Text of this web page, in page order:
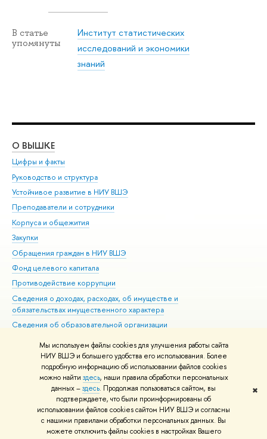
Мы используем файлы cookies для улучшения работы сайта
НИУ ВШЭ и большего удобства его использования. Более
подробную информацию об использовании файлов cookies
можно найти здесь, наши правила обработки персональных
данных –здесь. Продолжая пользоваться сайтом, вы
подтверждаете, что были проинформированы об
использовании файлов cookies сайтом НИУ ВШЭ и согласны
с нашими правилами обработки персональных данных. Вы
можете отключить файлы cookies в настройках Вашего
✖
В статье
упомянуты
Институт статистических
исследований и экономики
знаний
О ВЫШКЕ
Цифры и факты
Руководство и структура
Устойчивое развитие в НИУ ВШЭ
Преподаватели и сотрудники
Корпуса и общежития
Закупки
Обращения граждан в НИУ ВШЭ
Фонд целевого капитала
Противодействие коррупции
Сведения о доходах, расходах, об имуществе и
обязательствах имущественного характера
Сведения об образовательной организации
Людям с ограниченными возможностями здоровья
Единая платежная страница
Работа в Вышке
© НИУ ВШЭ 1993–2026 Адреса и контакты Условия использования
материалов Политика конфиденциальности Карта сайта
Шрифты HSE Sans и HSE Slab разработаны вШколе дизайна НИУ ВШЭ